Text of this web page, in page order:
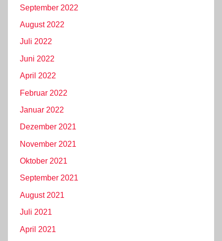
September 2022
August 2022
Juli 2022
Juni 2022
April 2022
Februar 2022
Januar 2022
Dezember 2021
November 2021
Oktober 2021
September 2021
August 2021
Juli 2021
April 2021